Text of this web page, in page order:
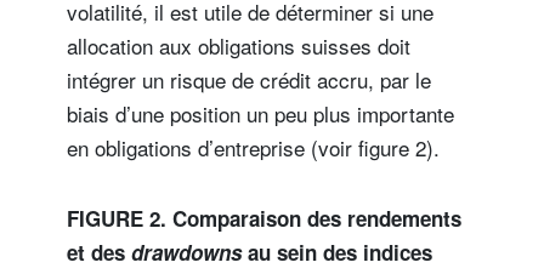
volatilité, il est utile de déterminer si une
allocation aux obligations suisses doit
intégrer un risque de crédit accru, par le
biais d’une position un peu plus importante
en obligations d’entreprise (voir figure 2).
FIGURE 2. Comparaison des rendements
et des drawdownsau sein des indices